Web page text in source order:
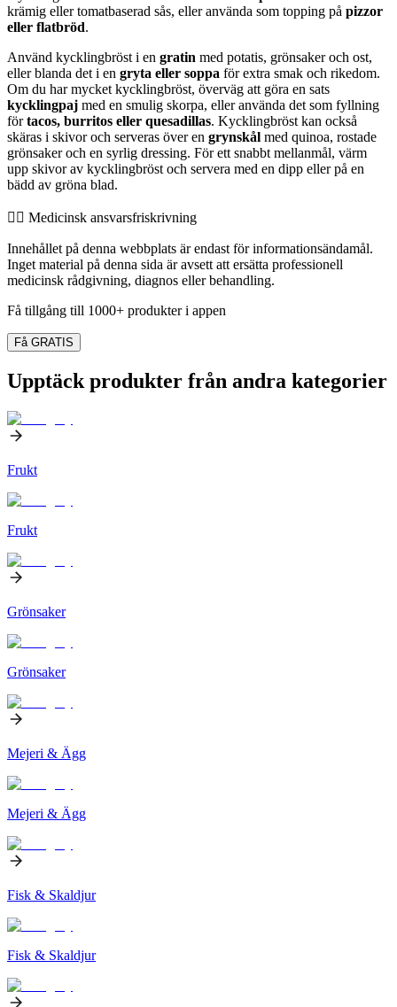
krämig eller tomatbaserad sås, eller använda som topping på pizzor
eller flatbröd.
Använd kycklingbröst i en gratin med potatis, grönsaker och ost,
eller blanda det i en gryta eller soppa för extra smak och rikedom.
Om du har mycket kycklingbröst, överväg att göra en sats
kycklingpaj med en smulig skorpa, eller använda det som fyllning
förtacos, burritos eller quesadillas. Kycklingbröst kan också
skäras i skivor och serveras över en grynskål med quinoa, rostade
grönsaker och en syrlig dressing. För ett snabbt mellanmål, värm
upp skivor av kycklingbröst och servera med en dipp eller på en
bädd av gröna blad.
👨‍⚕️️ Medicinsk ansvarsfriskrivning
Innehållet på denna webbplats är endast för informationsändamål.
Inget material på denna sida är avsett att ersätta professionell
medicinsk rådgivning, diagnos eller behandling.
Få tillgång till 1000+ produkter i appen
Få GRATIS
Upptäck produkter från andra kategorier
Frukt
Frukt
Grönsaker
Grönsaker
Mejeri & Ägg
Mejeri & Ägg
Fisk & Skaldjur
Fisk & Skaldjur